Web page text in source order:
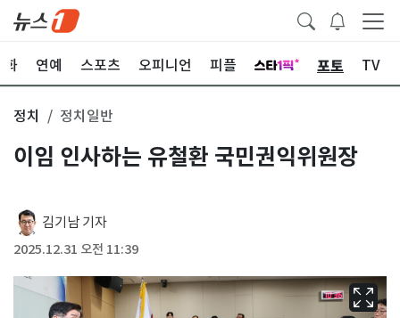
화 연예 스포츠 오피니언 피플 포토 TV
정치 정치일반
이임 인사하는 유철환 국민권익위원장
김기남 기자
2025.12.31 오전 11:39